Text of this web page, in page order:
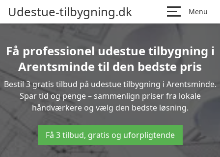
Udestue-tilbygning.dk Menu
Få professionel udestue tilbygning i
Arentsminde til den bedste pris
Bestil 3 gratis tilbud på udestue tilbygning i Arentsminde.
Spar tid og penge – sammenlign priser fra lokale
håndværkere og vælg den bedste løsning.
Få 3 tilbud, gratis og uforpligtende